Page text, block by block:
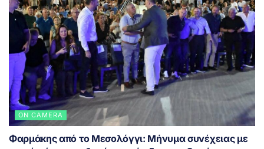
ON CAMERA
Φαρμάκης από το Μεσολόγγι: Μήνυμα συνέχειας με